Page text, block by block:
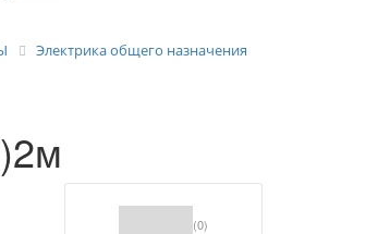
Электрика общего назначения
(0)